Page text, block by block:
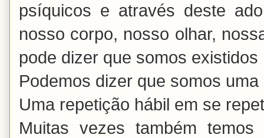
psíquicos e através deste
nosso corpo, nosso olhar,
pode dizer que somos
Podemos dizer que somos
Uma repetição hábil em se
Muitas vezes também